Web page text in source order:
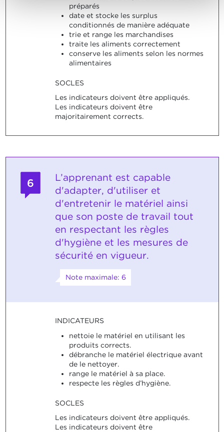
préparés
date et stocke les surplus
conditionnés de manière adéquate
trie et range les marchandises
traite les aliments correctement
conserve les aliments selon les normes
alimentaires
SOCLES
Les indicateurs doivent être appliqués.
Les indicateurs doivent être
majoritairement corrects.
6
L’apprenant est capable
d'adapter, d'utiliser et
d'entretenir le matériel ainsi
que son poste de travail tout
en respectant les règles
d'hygiène et les mesures de
sécurité en vigueur.
Note maximale: 6
INDICATEURS
nettoie le matériel en utilisant les
produits corrects.
débranche le matériel électrique avant
de le nettoyer.
range le matériel à sa place.
respecte les règles d’hygiène.
SOCLES
Les indicateurs doivent être appliqués.
Les indicateurs doivent être